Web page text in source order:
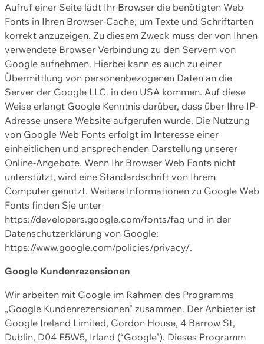
Aufruf einer Seite lädt Ihr Browser die benötigten Web
Fonts in Ihren Browser-Cache, um Texte und Schriftarten
korrekt anzuzeigen. Zu diesem Zweck muss der von Ihnen
verwendete Browser Verbindung zu den Servern von
Google aufnehmen. Hierbei kann es auch zu einer
Übermittlung von personenbezogenen Daten an die
Server der Google LLC. in den USA kommen. Auf diese
Weise erlangt Google Kenntnis darüber, dass über Ihre IP-
Adresse unsere Website aufgerufen wurde. Die Nutzung
von Google Web Fonts erfolgt im Interesse einer
einheitlichen und ansprechenden Darstellung unserer
Online-Angebote. Wenn Ihr Browser Web Fonts nicht
unterstützt, wird eine Standardschrift von Ihrem
Computer genutzt. Weitere Informationen zu Google Web
Fonts finden Sie unter
https://developers.google.com/fonts/faq und in der
Datenschutzerklärung von Google:
https://www.google.com/policies/privacy/.
Google Kundenrezensionen
Wir arbeiten mit Google im Rahmen des Programms
„Google Kundenrezensionen“ zusammen. Der Anbieter ist
Google Ireland Limited, Gordon House, 4 Barrow St,
Dublin, D04 E5W5, Irland (“Google”). Dieses Programm